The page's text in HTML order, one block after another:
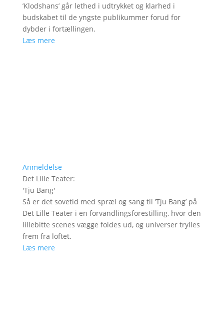
’Klodshans’ går lethed i udtrykket og klarhed i
budskabet til de yngste publikummer forud for
dybder i fortællingen.
Læs mere
Anmeldelse
Det Lille Teater:
'Tju Bang'
Så er det sovetid med spræl og sang til ’Tju Bang’ på
Det Lille Teater i en forvandlingsforestilling, hvor den
lillebitte scenes vægge foldes ud, og universer trylles
frem fra loftet.
Læs mere